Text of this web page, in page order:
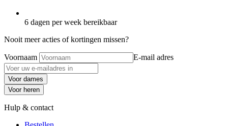
6 dagen per week bereikbaar
Nooit meer acties of kortingen missen?
Voornaam E-mail adres
Voor dames
Voor heren
Hulp & contact